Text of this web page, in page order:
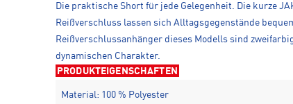
Die praktische Short für jede Gelegenheit. Die kurze
Reißverschluss lassen sich Alltagsgegenstände
Reißverschlussanhänger dieses Modells sind
dynamischen Charakter.
PRODUKTEIGENSCHAFTEN
Material: 100 % Polyester